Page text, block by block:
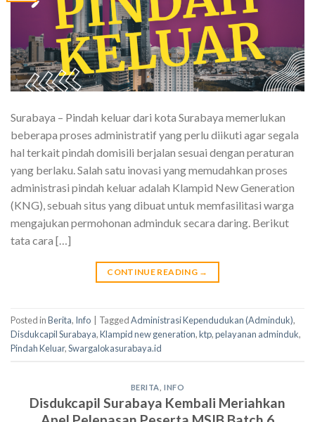
Surabaya – Pindah keluar dari kota Surabaya memerlukan
beberapa proses administratif yang perlu diikuti agar segala
hal terkait pindah domisili berjalan sesuai dengan peraturan
yang berlaku. Salah satu inovasi yang memudahkan proses
administrasi pindah keluar adalah Klampid New Generation
(KNG), sebuah situs yang dibuat untuk memfasilitasi warga
mengajukan permohonan adminduk secara daring. Berikut
tata cara […]
CONTINUE READING →
Posted inBerita, Info TaggedAdministrasi Kependudukan (Adminduk),
Disdukcapil Surabaya,Klampid new generation,ktp,pelayanan adminduk,
Pindah Keluar,Swargalokasurabaya.id
BERITA ,INFO
Disdukcapil Surabaya Kembali Meriahkan